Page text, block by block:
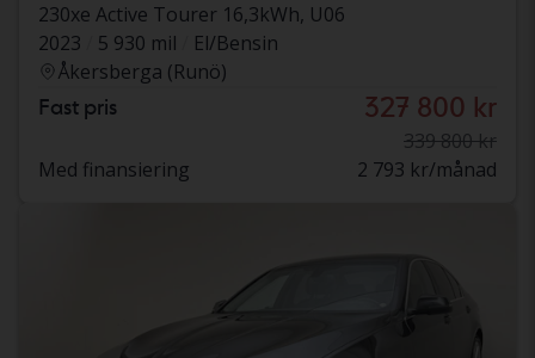
230xe Active Tourer 16,3kWh, U06
2023
5 930 mil
El/Bensin
Åkersberga (Runö)
Fast pris 327 800 kr
339 800 kr
Med finansiering
2 793 kr/månad